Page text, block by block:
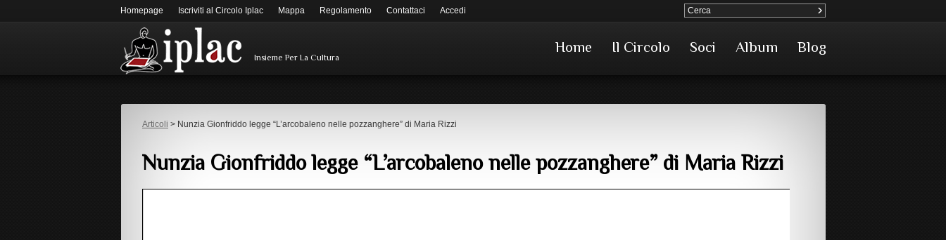
Homepage Iscriviti al Circolo Iplac Mappa Regolamento Contattaci Accedi
Insieme Per La Cultura
Home Il Circolo Soci Album Blog
Articoli > Nunzia Gionfriddo legge “L’arcobaleno nelle pozzanghere” di Maria Rizzi
Nunzia Gionfriddo legge “L’arcobaleno nelle pozzanghere” di Maria Rizzi